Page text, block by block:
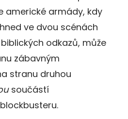
americké armády, kdy
ve dvou scénách
odkazů, může
zábavným
stranu druhou
součástí